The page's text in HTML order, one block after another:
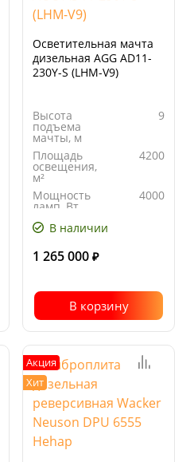
Осветительная мачта
дизельная AGG AD11-
230Y-S (LHM-V9)
Высота
подъема
мачты, м
9
Площадь
освещения,
м²
4200
Мощность
ламп, Вт
4000
Количество
ламп, шт
В наличии
1 265 000 ₽
В корзину
Акция
Хит